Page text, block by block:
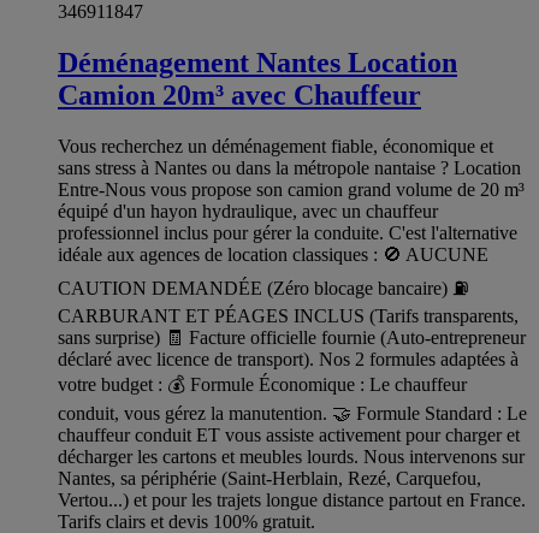
346911847
Déménagement Nantes Location
Camion 20m³ avec Chauffeur
Vous recherchez un déménagement fiable, économique et
sans stress à Nantes ou dans la métropole nantaise ? Location
Entre-Nous vous propose son camion grand volume de 20 m³
équipé d'un hayon hydraulique, avec un chauffeur
professionnel inclus pour gérer la conduite. C'est l'alternative
idéale aux agences de location classiques : 🚫 AUCUNE
CAUTION DEMANDÉE (Zéro blocage bancaire) ⛽
CARBURANT ET PÉAGES INCLUS (Tarifs transparents,
sans surprise) 🧾 Facture officielle fournie (Auto-entrepreneur
déclaré avec licence de transport). Nos 2 formules adaptées à
votre budget : 💰 Formule Économique : Le chauffeur
conduit, vous gérez la manutention. 🤝 Formule Standard : Le
chauffeur conduit ET vous assiste activement pour charger et
décharger les cartons et meubles lourds. Nous intervenons sur
Nantes, sa périphérie (Saint-Herblain, Rezé, Carquefou,
Vertou...) et pour les trajets longue distance partout en France.
Tarifs clairs et devis 100% gratuit.